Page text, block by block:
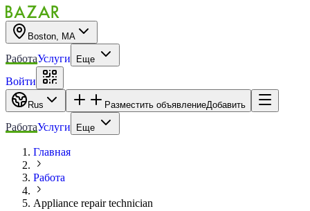
Boston, MA
РаботаУслуги Еще
Войти
Rus Разместить объявлениеДобавить
РаботаУслуги Еще
Главная
Работа
Appliance repair technician